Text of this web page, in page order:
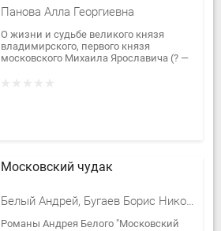
Панова Алла Георгиевна
О жизни и судьбе великого князя
владимирского, первого кня­зя
московского Михаила Ярославича (? —
Московский чудак
Белый Андрей, Бугаев Борис Николаевич
Романы Андрея Белого "Московский